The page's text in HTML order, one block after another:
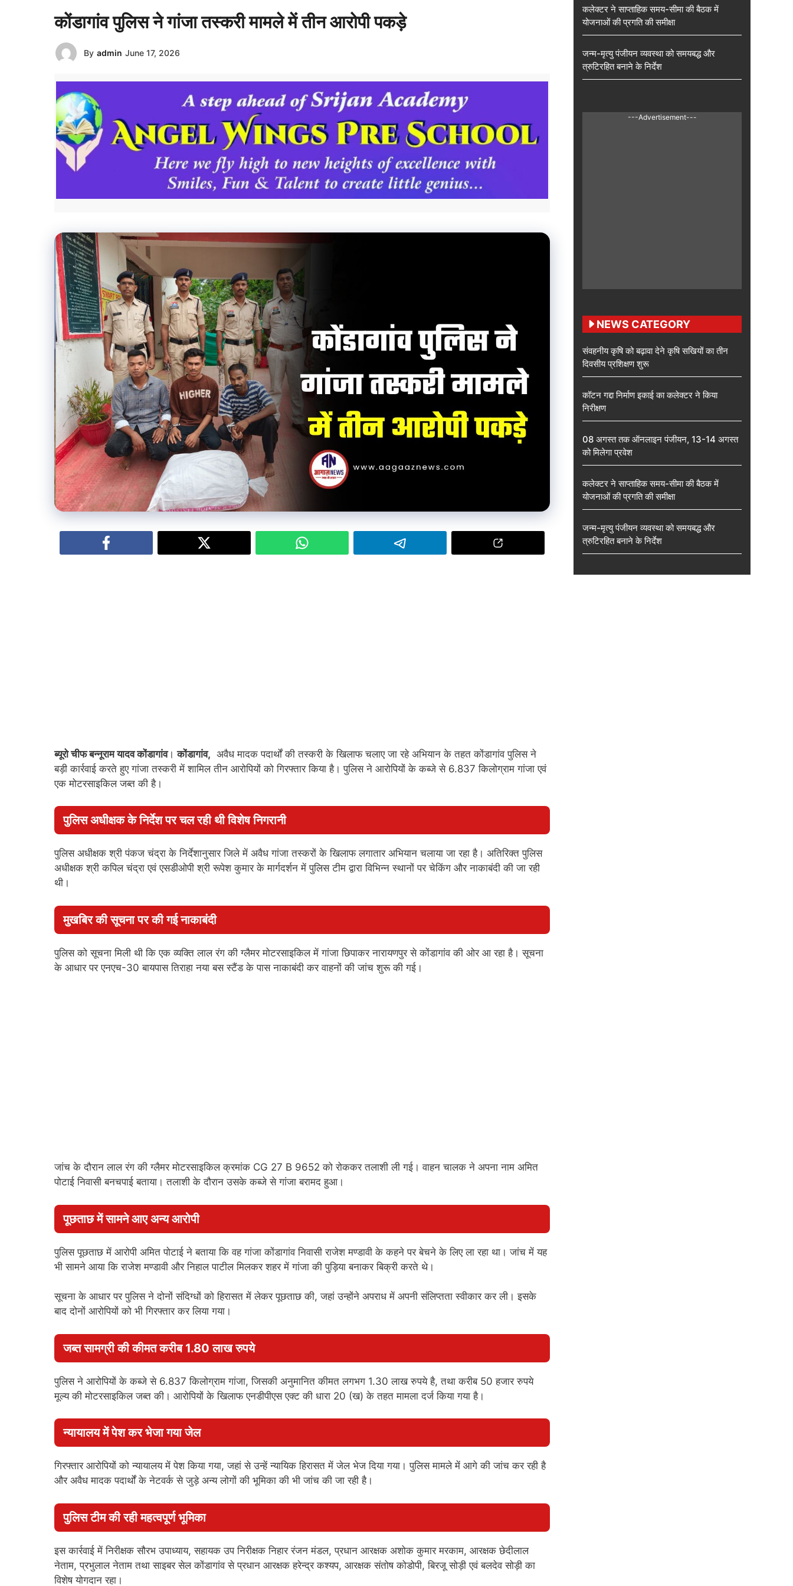
कोंडागांव पुलिस ने गांजा तस्करी मामले में तीन आरोपी पकड़े
By admin June 17, 2026
ब्यूरो चीफ बन्नूराम यादव कोंडागांव।कोंडागांव, अवैध मादक पदार्थों की तस्करी के खिलाफ चलाए जा रहे अभियान के तहत कोंडागांव पुलिस ने
बड़ी कार्रवाई करते हुए गांजा तस्करी में शामिल तीन आरोपियों को गिरफ्तार किया है। पुलिस ने आरोपियों के कब्जे से 6.837 किलोग्राम गांजा एवं
एक मोटरसाइकिल जब्त की है।
पुलिस अधीक्षक के निर्देश पर चल रही थी विशेष निगरानी
पुलिस अधीक्षक श्री पंकज चंद्रा के निर्देशानुसार जिले में अवैध गांजा तस्करों के खिलाफ लगातार अभियान चलाया जा रहा है। अतिरिक्त पुलिस
अधीक्षक श्री कपिल चंद्रा एवं एसडीओपी श्री रूपेश कुमार के मार्गदर्शन में पुलिस टीम द्वारा विभिन्न स्थानों पर चेकिंग और नाकाबंदी की जा रही
थी।
मुखबिर की सूचना पर की गई नाकाबंदी
पुलिस को सूचना मिली थी कि एक व्यक्ति लाल रंग की ग्लैमर मोटरसाइकिल में गांजा छिपाकर नारायणपुर से कोंडागांव की ओर आ रहा है। सूचना
के आधार पर एनएच-30 बायपास तिराहा नया बस स्टैंड के पास नाकाबंदी कर वाहनों की जांच शुरू की गई।
जांच के दौरान लाल रंग की ग्लैमर मोटरसाइकिल क्रमांक CG 27 B 9652 को रोककर तलाशी ली गई। वाहन चालक ने अपना नाम अमित
पोटाई निवासी बनचपाई बताया। तलाशी के दौरान उसके कब्जे से गांजा बरामद हुआ।
पूछताछ में सामने आए अन्य आरोपी
पुलिस पूछताछ में आरोपी अमित पोटाई ने बताया कि वह गांजा कोंडागांव निवासी राजेश मण्डावी के कहने पर बेचने के लिए ला रहा था। जांच में यह
भी सामने आया कि राजेश मण्डावी और निहाल पाटील मिलकर शहर में गांजा की पुड़िया बनाकर बिक्री करते थे।
सूचना के आधार पर पुलिस ने दोनों संदिग्धों को हिरासत में लेकर पूछताछ की, जहां उन्होंने अपराध में अपनी संलिप्तता स्वीकार कर ली। इसके
बाद दोनों आरोपियों को भी गिरफ्तार कर लिया गया।
जब्त सामग्री की कीमत करीब 1.80 लाख रुपये
पुलिस ने आरोपियों के कब्जे से 6.837 किलोग्राम गांजा, जिसकी अनुमानित कीमत लगभग 1.30 लाख रुपये है, तथा करीब 50 हजार रुपये
मूल्य की मोटरसाइकिल जब्त की। आरोपियों के खिलाफ एनडीपीएस एक्ट की धारा 20 (ख) के तहत मामला दर्ज किया गया है।
न्यायालय में पेश कर भेजा गया जेल
गिरफ्तार आरोपियों को न्यायालय में पेश किया गया, जहां से उन्हें न्यायिक हिरासत में जेल भेज दिया गया। पुलिस मामले में आगे की जांच कर रही है
और अवैध मादक पदार्थों के नेटवर्क से जुड़े अन्य लोगों की भूमिका की भी जांच की जा रही है।
पुलिस टीम की रही महत्वपूर्ण भूमिका
इस कार्रवाई में निरीक्षक सौरभ उपाध्याय, सहायक उप निरीक्षक निहार रंजन मंडल, प्रधान आरक्षक अशोक कुमार मरकाम, आरक्षक छेदीलाल
नेताम, प्रभुलाल नेताम तथा साइबर सेल कोंडागांव से प्रधान आरक्षक हरेन्द्र कश्यप, आरक्षक संतोष कोडोपी, बिरजू सोड़ी एवं बलदेव सोड़ी का
विशेष योगदान रहा।
कलेक्टर ने साप्ताहिक समय-सीमा की बैठक में
योजनाओं की प्रगति की समीक्षा
जन्म-मृत्यु पंजीयन व्यवस्था को समयबद्ध और
त्रुटिरहित बनाने के निर्देश
---Advertisement---
NEWS CATEGORY
संवहनीय कृषि को बढ़ावा देने कृषि सखियों का तीन
दिवसीय प्रशिक्षण शुरू
कॉटन गद्दा निर्माण इकाई का कलेक्टर ने किया
निरीक्षण
08 अगस्त तक ऑनलाइन पंजीयन, 13-14 अगस्त
को मिलेगा प्रवेश
कलेक्टर ने साप्ताहिक समय-सीमा की बैठक में
योजनाओं की प्रगति की समीक्षा
जन्म-मृत्यु पंजीयन व्यवस्था को समयबद्ध और
त्रुटिरहित बनाने के निर्देश